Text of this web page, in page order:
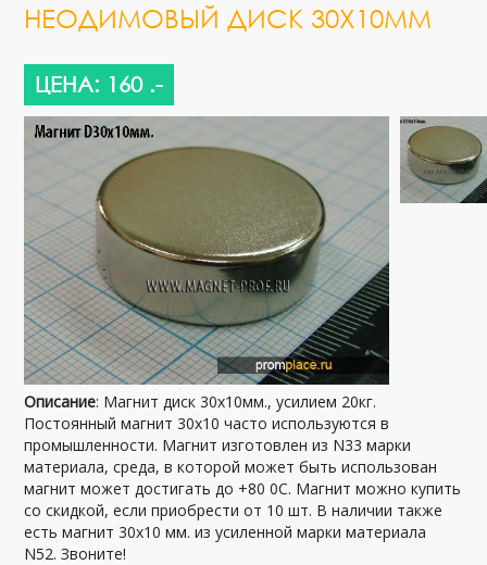
НЕОДИМОВЫЙ ДИСК 30Х10ММ
ЦЕНА: 160 .-
Описание: Магнит диск 30х10мм., усилием 20кг.
Постоянный магнит 30х10 часто используются в
промышленности. Магнит изготовлен из N33 марки
материала, среда, в которой может быть использован
магнит может достигать до +80 0С. Магнит можно купить
со скидкой, если приобрести от 10 шт. В наличии также
есть магнит 30х10 мм. из усиленной марки материала
N52. Звоните!